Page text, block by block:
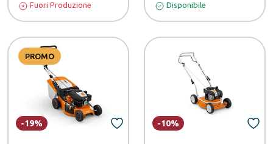
Fuori Produzione Disponibile
PROMO
-19% -10%